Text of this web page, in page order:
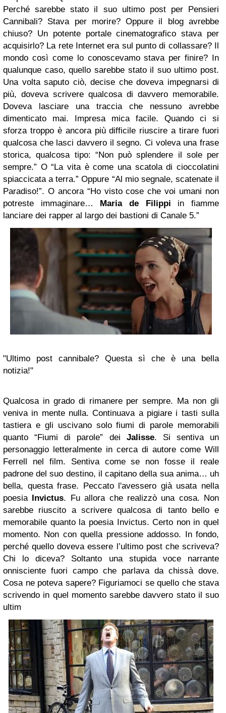
Perché sarebbe stato il suo ultimo post per Pensieri
Cannibali? Stava per morire? Oppure il blog avrebbe
chiuso? Un potente portale cinematografico stava per
acquisirlo? La rete Internet era sul punto di collassare? Il
mondo così come lo conoscevamo stava per finire? In
qualunque caso, quello sarebbe stato il suo ultimo post.
Una volta saputo ciò, decise che doveva impegnarsi di
più, doveva scrivere qualcosa di davvero memorabile.
Doveva lasciare una traccia che nessuno avrebbe
dimenticato mai. Impresa mica facile. Quando ci si
sforza troppo è ancora più difficile riuscire a tirare fuori
qualcosa che lasci davvero il segno. Ci voleva una frase
storica, qualcosa tipo: “Non può splendere il sole per
sempre.” O “La vita è come una scatola di cioccolatini
spiaccicata a terra.” Oppure “Al mio segnale, scatenate il
Paradiso!”. O ancora “Ho visto cose che voi umani non
potreste immaginare…
Maria de Filippi in fiamme
lanciare dei rapper al largo dei bastioni di Canale 5.”
"Ultimo post cannibale? Questa sì che è una bella
notizia!"
Qualcosa in grado di rimanere per sempre. Ma non gli
veniva in mente nulla. Continuava a pigiare i tasti sulla
tastiera e gli uscivano solo fiumi di parole memorabili
quanto “Fiumi di parole” dei Jalisse. Si sentiva un
personaggio letteralmente in cerca di autore come Will
Ferrell nel film. Sentiva come se non fosse il reale
padrone del suo destino, il capitano della sua anima… uh
bella, questa frase. Peccato l'avessero già usata nella
poesia
Invictus. Fu allora che realizzò una cosa. Non
sarebbe riuscito a scrivere qualcosa di tanto bello e
memorabile quanto la poesia Invictus. Certo non in quel
momento. Non con quella pressione addosso. In fondo,
perché quello doveva essere l’ultimo post che scriveva?
Chi lo diceva? Soltanto una stupida voce narrante
onnisciente fuori campo che parlava da chissà dove.
Cosa ne poteva sapere? Figuriamoci se quello che stava
scrivendo in quel momento sarebbe davvero stato il suo
ultim